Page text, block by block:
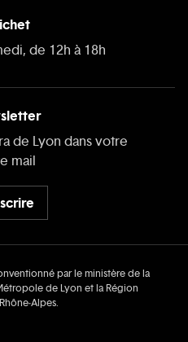
de 12h à 18h
de Lyon dans votre
mail
par le ministère de la
de Lyon et la Région